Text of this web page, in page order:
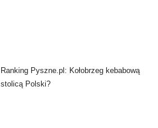
Ranking Pyszne.pl: Kołobrzeg kebabową
stolicą Polski?